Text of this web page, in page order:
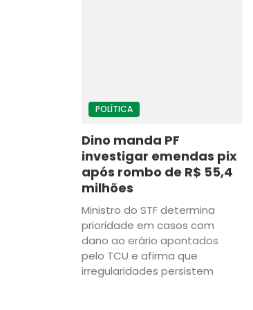
POLÍTICA
Dino manda PF
investigar emendas pix
após rombo de R$ 55,4
milhões
Ministro do STF determina
prioridade em casos com
dano ao erário apontados
pelo TCU e afirma que
irregularidades persistem